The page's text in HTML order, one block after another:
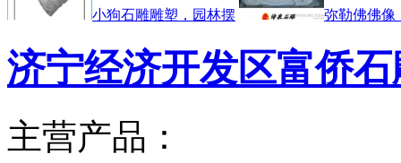
小狗石雕雕塑，园林摆 弥勒佛佛像
济宁经济开发区富侨
主营产品：